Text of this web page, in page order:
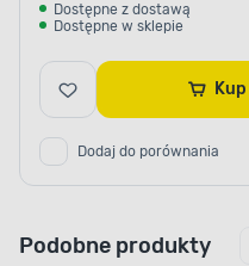
Dostępne z dostawą
Dostępne w sklepie
Dodaj do porównania
Podobne produkty